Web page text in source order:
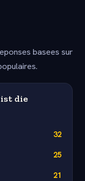
basees sur
die
32
25
21